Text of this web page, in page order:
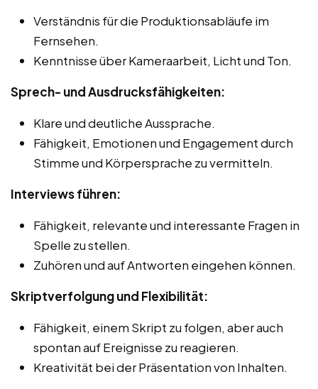
Verständnis für die Produktionsabläufe im
Fernsehen.
Kenntnisse über Kameraarbeit, Licht und Ton.
Sprech- und Ausdrucksfähigkeiten:
Klare und deutliche Aussprache.
Fähigkeit, Emotionen und Engagement durch
Stimme und Körpersprache zu vermitteln.
Interviews führen:
Fähigkeit, relevante und interessante Fragen in
Spelle zu stellen.
Zuhören und auf Antworten eingehen können.
Skriptverfolgung und Flexibilität:
Fähigkeit, einem Skript zu folgen, aber auch
spontan auf Ereignisse zu reagieren.
Kreativität bei der Präsentation von Inhalten.